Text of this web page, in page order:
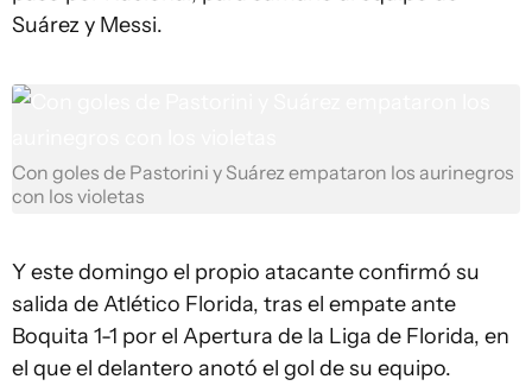
Suárez y Messi.
Con goles de Pastorini y Suárez empataron los aurinegros
con los violetas
Y este domingo el propio atacante confirmó su
salida de Atlético Florida, tras el empate ante
Boquita 1-1 por el Apertura de la Liga de Florida, en
el que el delantero anotó el gol de su equipo.